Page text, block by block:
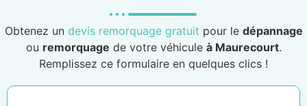
Obtenez un devis remorquage gratuit pour le dépannage
ou remorquage de votre véhicule à Maurecourt.
Remplissez ce formulaire en quelques clics !